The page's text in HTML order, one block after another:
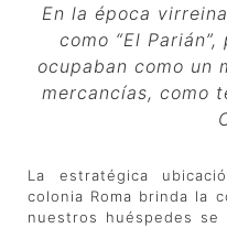
En la época
como “El
ocupaban como un
mercancías, como
La estratégica
colonia Roma brinda la
nuestros huéspedes se